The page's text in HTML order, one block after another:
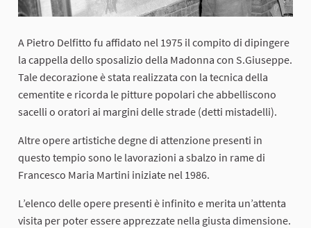
A Pietro Delfitto fu affidato nel 1975 il compito di dipingere
la cappella dello sposalizio della Madonna con S.Giuseppe.
Tale decorazione è stata realizzata con la tecnica della
cementite e ricorda le pitture popolari che abbelliscono
sacelli o oratori ai margini delle strade (detti mistadelli).
Altre opere artistiche degne di attenzione presenti in
questo tempio sono le lavorazioni a sbalzo in rame di
Francesco Maria Martini iniziate nel 1986.
L’elenco delle opere presenti è infinito e merita un’attenta
visita per poter essere apprezzate nella giusta dimensione.